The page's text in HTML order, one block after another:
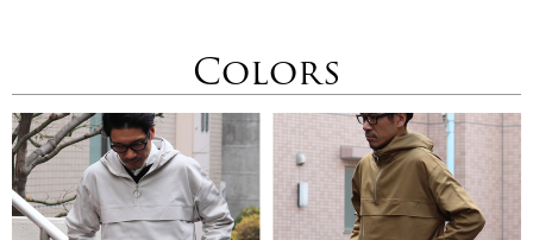
Colors